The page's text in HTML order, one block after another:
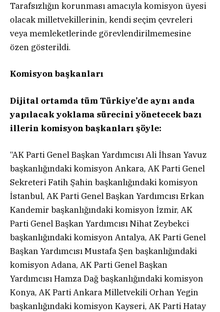
Tarafsızlığın korunması amacıyla komisyon üyesi
olacak milletvekillerinin, kendi seçim çevreleri
veya memleketlerinde görevlendirilmemesine
özen gösterildi.
Komisyon başkanları
Dijital ortamda tüm Türkiye’de aynı anda
yapılacak yoklama sürecini yönetecek bazı
illerin komisyon başkanları şöyle:
“AK Parti Genel Başkan Yardımcısı Ali İhsan Yavuz
başkanlığındaki komisyon Ankara, AK Parti Genel
Sekreteri Fatih Şahin başkanlığındaki komisyon
İstanbul, AK Parti Genel Başkan Yardımcısı Erkan
Kandemir başkanlığındaki komisyon İzmir, AK
Parti Genel Başkan Yardımcısı Nihat Zeybekci
başkanlığındaki komisyon Antalya, AK Parti Genel
Başkan Yardımcısı Mustafa Şen başkanlığındaki
komisyon Adana, AK Parti Genel Başkan
Yardımcısı Hamza Dağ başkanlığındaki komisyon
Konya, AK Parti Ankara Milletvekili Orhan Yegin
başkanlığındaki komisyon Kayseri, AK Parti Hatay